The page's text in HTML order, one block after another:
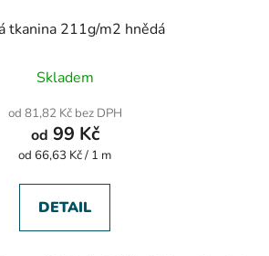
tkanina 211g/m2 hnědá
hodnocení
je
5,0
z
hvězdiček.
Skladem
od 81,82 Kč bez DPH
od 99 Kč
Měrná
od 66,63 Kč / 1 m
DETAIL